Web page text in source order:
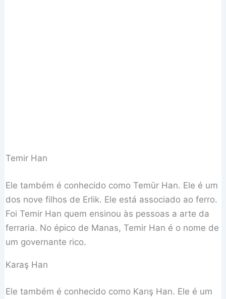
Temir Han
Ele também é conhecido como Temür Han. Ele é um
dos nove filhos de Erlik. Ele está associado ao ferro.
Foi Temir Han quem ensinou às pessoas a arte da
ferraria. No épico de Manas, Temir Han é o nome de
um governante rico.
Karaş Han
Ele também é conhecido como Karış Han. Ele é um